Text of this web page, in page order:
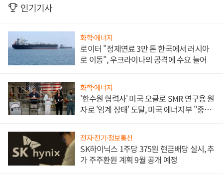
인기기사
화학·에너지
로이터 "정제연료 3만 톤 한국에서 러시아
로 이동", 우크라이나의 공격에 수요 늘어
화학·에너지
'한수원 협력사' 미국 오클로 SMR 연구용 원
자로 '임계 상태' 도달, 미국 에너지부 "중요
전자·전기·정보통신
SK하이닉스 1주당 375원 현금배당 실시, 추
가 주주환원 계획 9월 공개 예정